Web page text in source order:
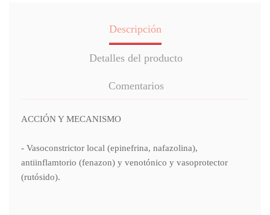
Descripción
Detalles del producto
Comentarios
ACCIÓN Y MECANISMO
- Vasoconstrictor local (epinefrina, nafazolina),
antiinflamtorio (fenazon) y venotónico y vasoprotector
(rutósido).